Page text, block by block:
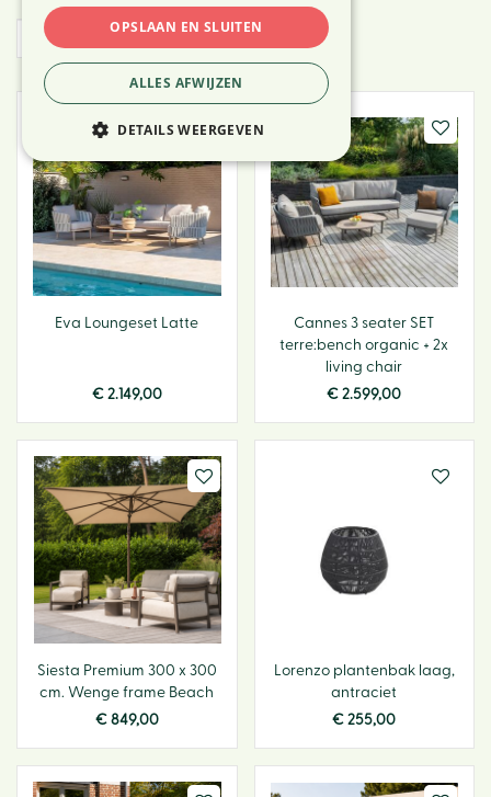
Eva Loungeset Latte
€ 2.149,00
Cannes 3 seater SET
terre:bench organic + 2x
living chair
€ 2.599,00
Siesta Premium 300 x 300
cm. Wenge frame Beach
€ 849,00
Lorenzo plantenbak laag,
antraciet
€ 255,00
OPSLAAN EN SLUITEN
ALLES AFWIJZEN
DETAILS WEERGEVEN